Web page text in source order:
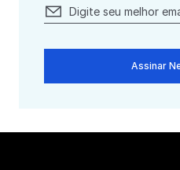
Assinar